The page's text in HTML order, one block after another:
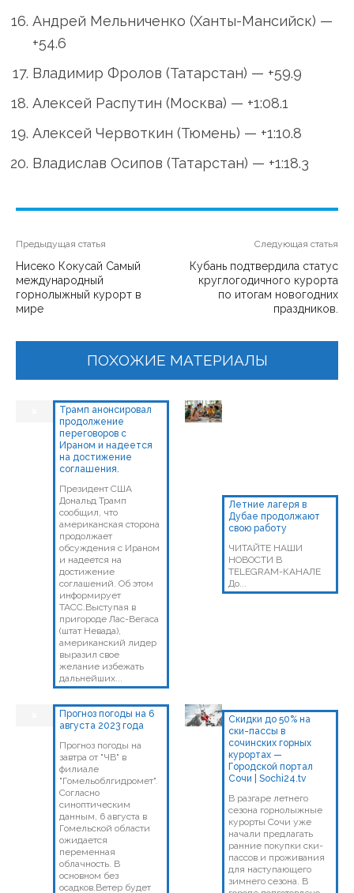
Андрей Мельниченко (Ханты-Мансийск) —
+54.6
Владимир Фролов (Татарстан) — +59.9
Алексей Распутин (Москва) — +1:08.1
Алексей Червоткин (Тюмень) — +1:10.8
Владислав Осипов (Татарстан) — +1:18.3
Предыдущая статья
Нисеко Кокусай Самый
международный
горнолыжный курорт в
мире
Следующая статья
Кубань подтвердила статус
круглогодичного курорта
по итогам новогодних
праздников.
ПОХОЖИЕ МАТЕРИАЛЫ
Трамп анонсировал
продолжение
переговоров с
Ираном и надеется
на достижение
соглашения.
Президент США
Дональд Трамп
сообщил, что
американская сторона
продолжает
обсуждения с Ираном
и надеется на
достижение
соглашений. Об этом
информирует
ТАСС.Выступая в
пригороде Лас-Вегаса
(штат Невада),
американский лидер
выразил свое
желание избежать
дальнейших...
Летние лагеря в
Дубае продолжают
свою работу
ЧИТАЙТЕ НАШИ
НОВОСТИ В
TELEGRAM-КАНАЛЕ
До...
Прогноз погоды на 6
августа 2023 года
Прогноз погоды на
завтра от "ЧВ" в
филиале
"Гомельоблгидромет".
Согласно
синоптическим
данным, 6 августа в
Гомельской области
ожидается
переменная
облачность. В
основном без
осадков.Ветер будет
Скидки до 50% на
ски-пассы в
сочинских горных
курортах —
Городской портал
Сочи | Sochi24.tv
В разгаре летнего
сезона горнолыжные
курорты Сочи уже
начали предлагать
ранние покупки ски-
пассов и проживания
для наступающего
зимнего сезона. В